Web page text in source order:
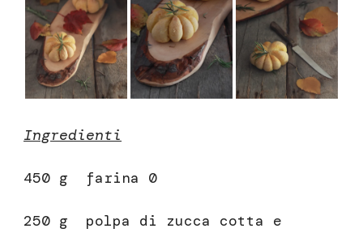
Ingredienti
450 g farina 0
250 g polpa di zucca cotta e